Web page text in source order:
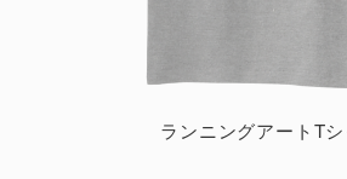
ランニングアートT